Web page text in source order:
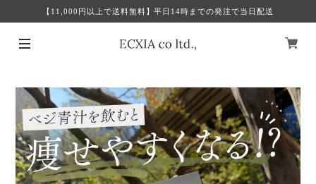
【11,000円以上で送料無料】平日14時までの発注で当日配送